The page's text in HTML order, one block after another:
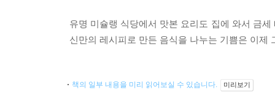
유명 미슐랭 식당에서 맛본 요리도 집에 와서 금
신만의 레시피로 만든 음식을 나누는 기쁨은 이제
책의 일부 내용을 미리 읽어보실 수 있습니다. 미리보기